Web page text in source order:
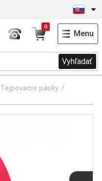
Vyhľadať
0
Menu
Tejpovacie pásky